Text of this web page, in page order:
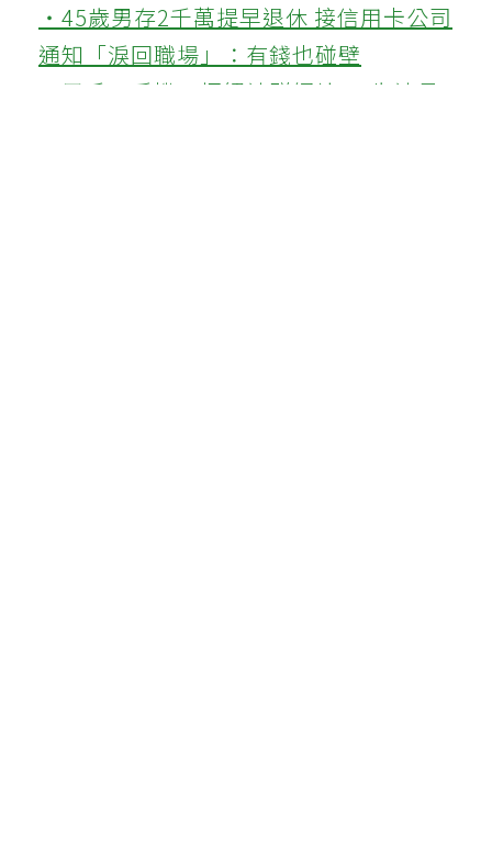
‧45歲男存2千萬提早退休 接信用卡公司
通知「淚回職場」：有錢也碰壁
‧用千元手機、拒絕社群網站 48歲社長